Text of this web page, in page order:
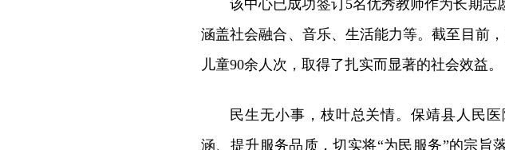
该中心已成功签订5名优秀教师作为长期志
涵盖社会融合、音乐、生活能力等。截至目前
儿童90余人次，取得了扎实而显著的社会效益。
民生无小事，枝叶总关情。保靖县人民
涵、提升服务品质，切实将“为民服务”的宗旨